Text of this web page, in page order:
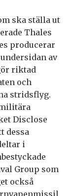
ska ställa ut
Thales
producerar
av
riktad
och
stridsflyg.
Disclose
dessa
i
Group som
också